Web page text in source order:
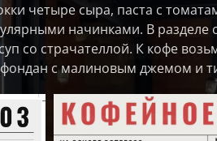
четыре сыра, паста с
начинками. В
со страчателлой. К кофе
с малиновым джемом и